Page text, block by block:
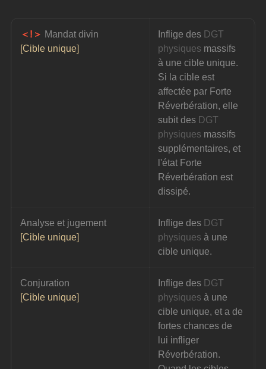
＜!＞ Mandat divin
[Cible unique]
Inflige des DGT
physiques massifs
à une cible unique.
Si la cible est
affectée par Forte
Réverbération, elle
subit des DGT
physiques massifs
supplémentaires, et
l'état Forte
Réverbération est
dissipé.
Analyse et jugement
[Cible unique]
Inflige des DGT
physiques à une
cible unique.
Conjuration
[Cible unique]
Inflige des DGT
physiques à une
cible unique, et a de
fortes chances de
lui infliger
Réverbération.